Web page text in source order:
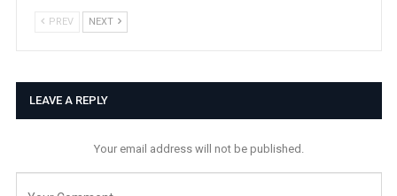
PREV NEXT
LEAVE A REPLY
Your email address will not be published.